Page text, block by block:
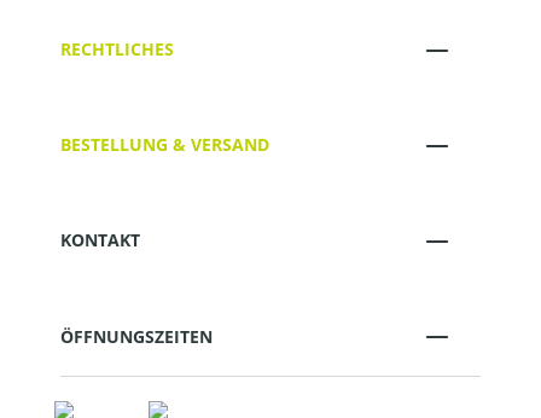
RECHTLICHES
BESTELLUNG & VERSAND
KONTAKT
ÖFFNUNGSZEITEN